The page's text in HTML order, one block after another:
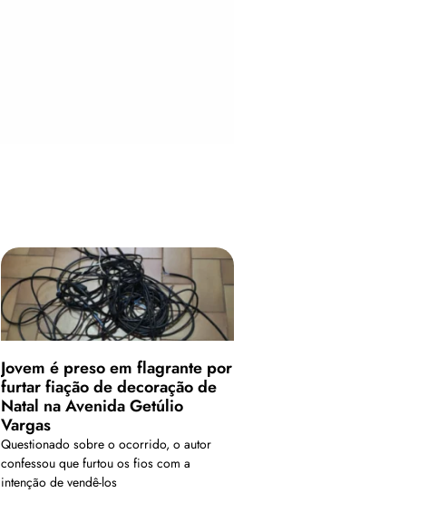
Jovem é preso em flagrante por
furtar fiação de decoração de
Natal na Avenida Getúlio
Vargas
Questionado sobre o ocorrido, o autor
confessou que furtou os fios com a
intenção de vendê-los